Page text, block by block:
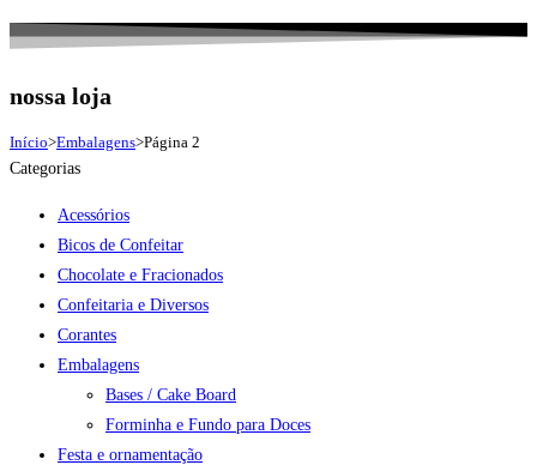
nossa loja
Início>Embalagens>Página 2
Categorias
Acessórios
Bicos de Confeitar
Chocolate e Fracionados
Confeitaria e Diversos
Corantes
Embalagens
Bases / Cake Board
Forminha e Fundo para Doces
Festa e ornamentação